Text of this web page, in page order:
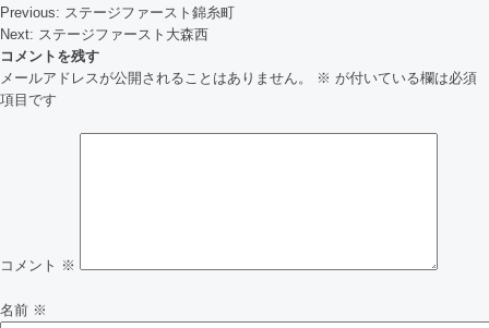
投
稿
ナ
シ
ョ
Previous: ステージファースト錦糸町
Next: ステージファースト大森西
コメントを残す
メールアドレスが公開されることはありません。
※ が付いている欄は必須
項目です
コメント ※
名前 ※